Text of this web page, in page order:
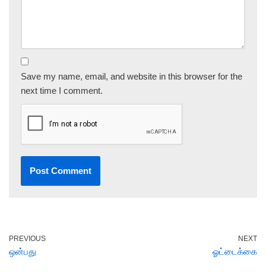
Save my name, email, and website in this browser for the
next time I comment.
PREVIOUS
ஒன்பது
NEXT
ஓட்டைக்கை